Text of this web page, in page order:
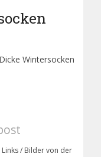
Wintersocken
/ Bilder von der